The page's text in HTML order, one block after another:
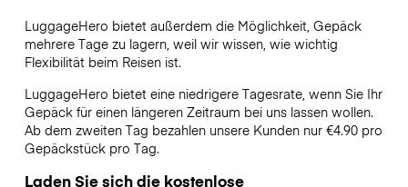
LuggageHero bietet außerdem die Möglichkeit, Gepäck
mehrere Tage zu lagern, weil wir wissen, wie wichtig
Flexibilität beim Reisen ist.
LuggageHero bietet eine niedrigere Tagesrate, wenn Sie Ihr
Gepäck für einen längeren Zeitraum bei uns lassen wollen.
Ab dem zweiten Tag bezahlen unsere Kunden nur €4.90 pro
Gepäckstück pro Tag.
Laden Sie sich die kostenlose